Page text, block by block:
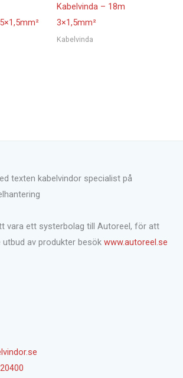
Kabelvinda – 18m
3×1,5mm²
Kabelvinda
vara ett systerbolag till Autoreel, för att
utbud av produkter besök www.autoreel.se